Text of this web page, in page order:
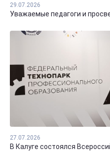
29.07.2026
Уважаемые педагоги и
27.07.2026
В Калуге состоялся